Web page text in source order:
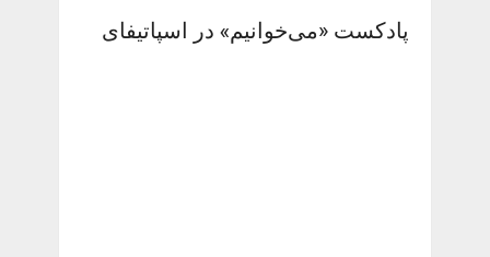
پادکست «می‌خوانیم» در اسپاتیفای